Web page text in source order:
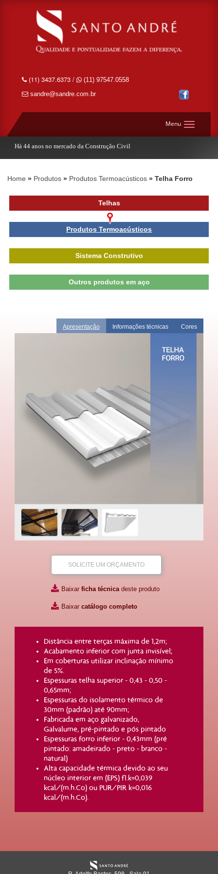
(11) 3437.6373 /
(11) 97547.0558
sandre@sandre.com.br
Menu
Há 44 anos no mercado da Construção Civil
Home Produtos Produtos Termoacústicos Telha Forro
Telhas
Produtos Termoacústicos
Sistema Construtivo
Outros produtos em aço
Apresentação Informações técnicas Cores
SOLICITE UM ORÇAMENTO
Baixar ficha técnica deste produto
Baixar catálogo completo
Distância entre terças máxima de 1,2m;
Acabamento inferior com junta invisível;
Em coberturas utilizar inclinação mínimo
de 5%.
Espessuras telha superior - 0,43 - 0,50 -
0,65mm;
Espessuras do isolamento térmico de
30mm (padrão) até 90mm;
Fabricada em aço galvanizado,
Galvalume, pré-pintado e pós pintado
Espessuras forro inferior - 0,43mm (pré
pintado: amadeirado - preto - branco -
natural)
Alta capacidade térmica devido ao seu
núcleo interior em (EPS) f1.k=0,039
kcal/(m.h.Co) ou PUR/PIR k=0,016
kcal/(m.h.Co).